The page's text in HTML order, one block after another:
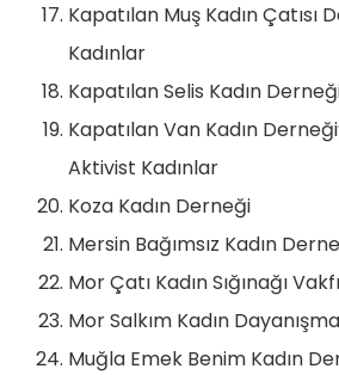
Kapatılan Muş Kadın Çatısı
Kadınlar
Kapatılan Selis Kadın
Kapatılan Van Kadın
Aktivist Kadınlar
Koza Kadın Derneği
Mersin Bağımsız Kadın
Mor Çatı Kadın Sığınağı Vakfı
Mor Salkım Kadın
Muğla Emek Benim Kadın